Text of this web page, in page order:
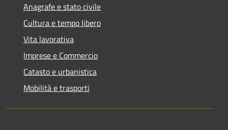
Anagrafe e stato civile
Cultura e tempo libero
Vita lavorativa
Imprese e Commercio
Catasto e urbanistica
Mobilità e trasporti